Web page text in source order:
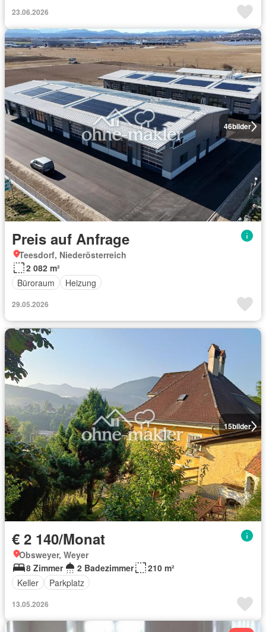
23.06.2026
46bilder
Preis auf Anfrage
Teesdorf, Niederösterreich
2 082 m²
Büroraum
Heizung
29.05.2026
15bilder
€ 2 140/Monat
Obsweyer, Weyer
8 Zimmer
2 Badezimmer
210 m²
Keller
Parkplatz
13.05.2026